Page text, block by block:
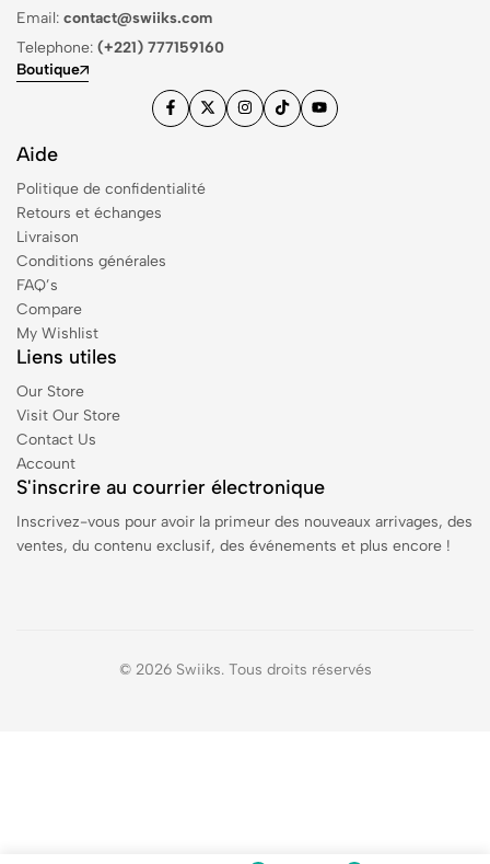
Email: contact@swiiks.com
Telephone: (+221) 777159160
Boutique
Aide
Politique de confidentialité
Retours et échanges
Livraison
Conditions générales
FAQ’s
Compare
My Wishlist
Liens utiles
Our Store
Visit Our Store
Contact Us
Account
S'inscrire au courrier électronique
Inscrivez-vous pour avoir la primeur des nouveaux arrivages, des
ventes, du contenu exclusif, des événements et plus encore !
© 2026 Swiiks. Tous droits réservés